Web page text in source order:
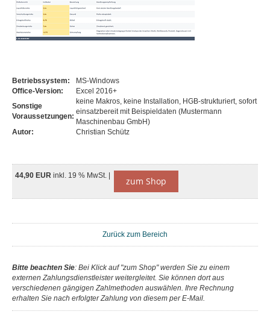
Betriebssystem:
MS-Windows
Office-Version:
Excel 2016+
Sonstige
Voraussetzungen:
keine Makros, keine Installation, HGB-strukturiert, sofort
einsatzbereit mit Beispieldaten (Mustermann
Maschinenbau GmbH)
Autor:
Christian Schütz
44,90 EUR inkl. 19 % MwSt. | zum Shop
Zurück zum Bereich
Bitte beachten Sie: Bei Klick auf "zum Shop" werden Sie zu einem
externen Zahlungsdienstleister weitergleitet. Sie können dort aus
verschiedenen gängigen Zahlmethoden auswählen. Ihre Rechnung
erhalten Sie nach erfolgter Zahlung von diesem per E-Mail.